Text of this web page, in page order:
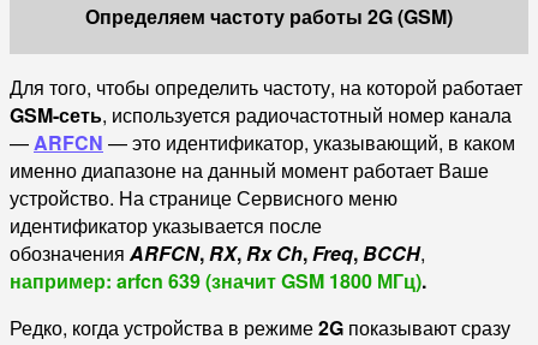
Определяем частоту работы 2G (GSM)
Для того, чтобы определить частоту, на которой работает
GSM-сеть, используется радиочастотный номер канала
—ARFCN — это идентификатор, указывающий, в каком
именно диапазоне на данный момент работает Ваше
устройство. На странице Сервисного меню
идентификатор указывается после
обозначения ARFCN,RX,Rx Ch,Freq,BCCH,
например: arfcn 639 (значит GSM 1800 МГц).
Редко, когда устройства в режиме2G показывают сразу